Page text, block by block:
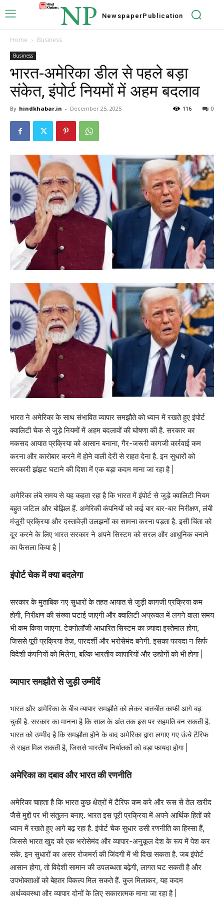
NP NewspaperPublication
Home Business
Business
भारत-अमेरिका डील से पहले बड़ा
संकेत, इंपोर्ट नियमों में अहम बदलाव
By hindkhabar.in - December 25, 2025 0
116
भारत ने अमेरिका के साथ संभावित व्यापार समझौते को ध्यान में रखते हुए इंपोर्ट
क्वालिटी चेक से जुड़े नियमों में अहम बदलावों की घोषणा की है. सरकार का
मकसद आयात प्रक्रिया को आसान बनाना, गैर-जरूरी कागजी कार्रवाई कम
करना और कारोबार करने में होने वाली देरी से राहत देना है. इन सुधारों को
सरकारी झंझट घटाने की दिशा में एक बड़ा कदम माना जा रहा है |
अमेरिका लंबे समय से यह कहता रहा है कि भारत में इंपोर्ट से जुड़े क्वालिटी नियम
बहुत जटिल और बोझिल हैं. अमेरिकी कंपनियों को कई बार बार-बार निरीक्षण, लंबी
मंज़ूरी प्रक्रिया और दस्तावेज़ी उलझनों का सामना करना पड़ता है. इसी चिंता को
दूर करने के लिए भारत सरकार ने अपने सिस्टम को सरल और आधुनिक बनाने
का फैसला किया है |
इंपोर्ट चेक में क्या बदलेगा
सरकार के मुताबिक नए सुधारों के तहत आयात से जुड़ी कागजी प्रक्रिया कम
होगी, निरीक्षण की संख्या घटाई जाएगी और क्वालिटी अप्रूवल में लगने वाला समय
भी कम किया जाएगा. टेक्नोलॉजी आधारित सिस्टम का ज़्यादा इस्तेमाल होगा,
जिससे पूरी प्रक्रिया तेज़, पारदर्शी और भरोसेमंद बनेगी. इसका फायदा न सिर्फ
विदेशी कंपनियों को मिलेगा, बल्कि भारतीय व्यापारियों और उद्योगों को भी होगा |
व्यापार समझौते से जुड़ी उम्मीदें
भारत और अमेरिका के बीच व्यापार समझौते को लेकर बातचीत काफी आगे बढ़
चुकी है. सरकार का मानना है कि साल के अंत तक इस पर सहमति बन सकती है.
भारत को उम्मीद है कि समझौता होने के बाद अमेरिका द्वारा लगाए गए ऊंचे टैरिफ
से राहत मिल सकती है, जिससे भारतीय निर्यातकों को बड़ा फायदा होगा |
अमेरिका का दबाव और भारत की रणनीति
अमेरिका चाहता है कि भारत कुछ क्षेत्रों में टैरिफ कम करे और रूस से तेल खरीद
जैसे मुद्दों पर भी संतुलन बनाए. भारत इस पूरी प्रक्रिया में अपने आर्थिक हितों को
ध्यान में रखते हुए आगे बढ़ रहा है. इंपोर्ट चेक सुधार उसी रणनीति का हिस्सा हैं,
जिससे भारत खुद को एक भरोसेमंद और व्यापार-अनुकूल देश के रूप में पेश कर
सके. इन सुधारों का असर रोजमर्रा की जिंदगी में भी दिख सकता है. जब इंपोर्ट
आसान होगा, तो विदेशी सामान की उपलब्धता बढ़ेगी, लागत घट सकती है और
उपभोक्ताओं को बेहतर विकल्प मिल सकते हैं. कुल मिलाकर, यह कदम
अर्थव्यवस्था और व्यापार दोनों के लिए सकारात्मक माना जा रहा है |